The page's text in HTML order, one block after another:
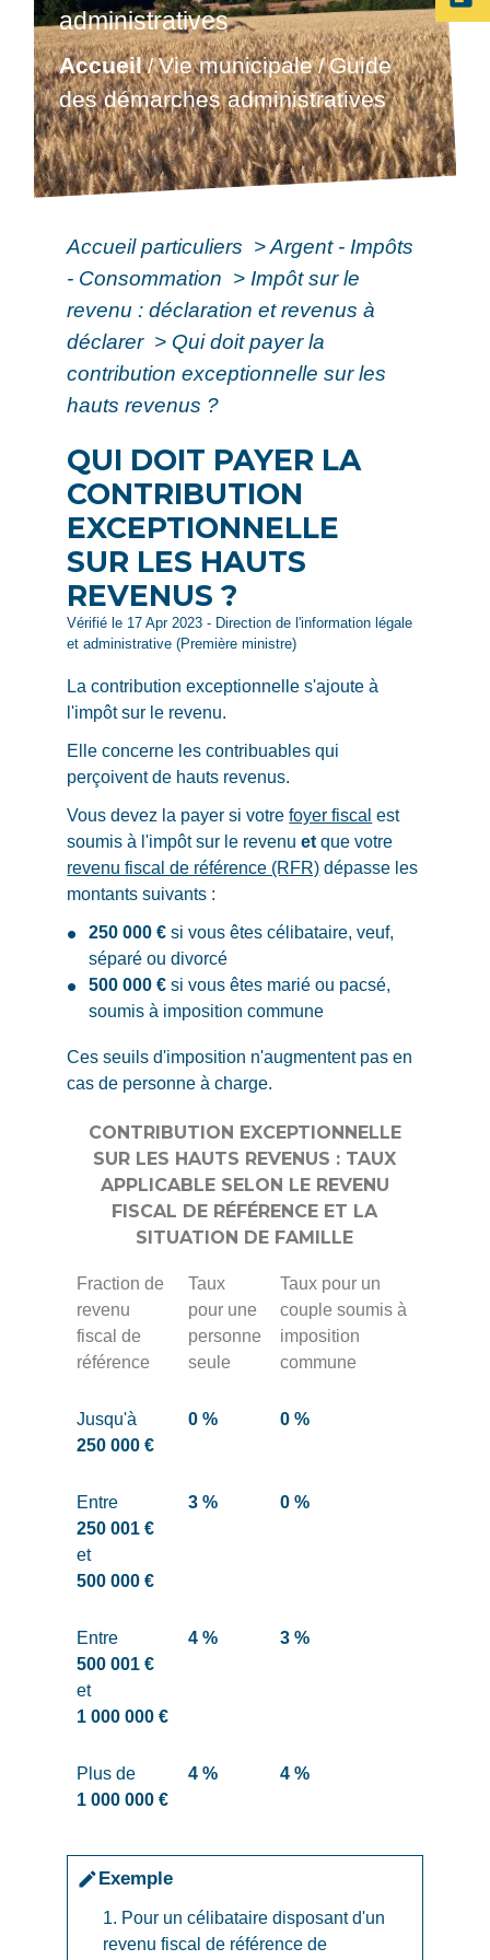
administratives
Accueil/Vie municipale/Guide
des démarches administratives
Accueil particuliers >Argent - Impôts
- Consommation > Impôt sur le
revenu : déclaration et revenus à
déclarer > Qui doit payer la
contribution exceptionnelle sur les
hauts revenus ?
QUI DOIT PAYER LA
CONTRIBUTION
EXCEPTIONNELLE
SUR LES HAUTS
REVENUS ?
Vérifié le 17 Apr 2023 - Direction de l'information légale
et administrative (Première ministre)
La contribution exceptionnelle s'ajoute à
l'impôt sur le revenu.
Elle concerne les contribuables qui
perçoivent de hauts revenus.
Vous devez la payer si votrefoyer fiscal est
soumis à l'impôt sur le revenuet que votre
revenu fiscal de référence (RFR) dépasse les
montants suivants :
250 000 € si vous êtes célibataire, veuf,
séparé ou divorcé
500 000 € si vous êtes marié ou pacsé,
soumis à imposition commune
Ces seuils d'imposition n'augmentent pas en
cas de personne à charge.
CONTRIBUTION EXCEPTIONNELLE
SUR LES HAUTS REVENUS : TAUX
APPLICABLE SELON LE REVENU
FISCAL DE RÉFÉRENCE ET LA
SITUATION DE FAMILLE
Fraction de
revenu
fiscal de
référence
Taux
pour une
personne
seule
Taux pour un
couple soumis à
imposition
commune
Jusqu'à
250 000 €
0 % 0 %
Entre
250 001 €
et
500 000 €
3 % 0 %
Entre
500 001 €
et
1 000 000 €
4 % 3 %
Plus de
1 000 000 €
4 % 4 %
editExemple
1. Pour un célibataire disposant d'un
revenu fiscal de référence de